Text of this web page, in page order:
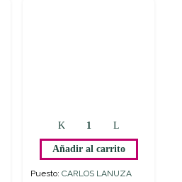
Codornices
Añadir al carrito
Puesto:CARLOS LANUZA